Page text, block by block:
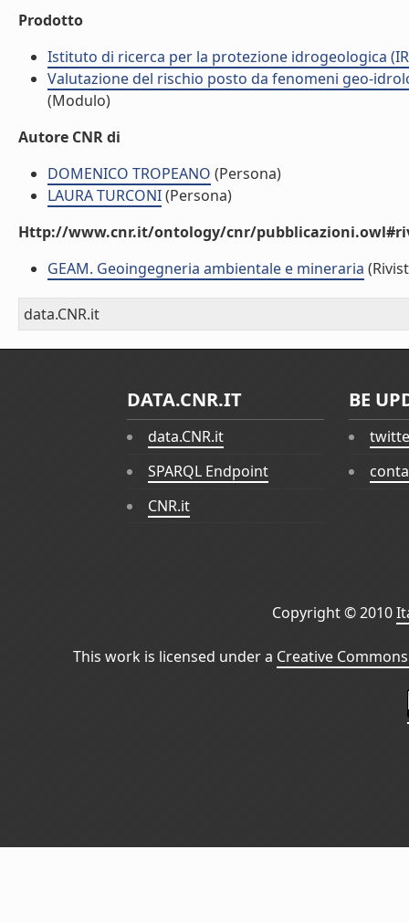
Prodotto
Istituto di ricerca per la protezione idrogeologica
Valutazione del rischio posto da fenomeni geo-
(Modulo)
Autore CNR di
DOMENICO TROPEANO (Persona)
LAURA TURCONI(Persona)
Http://www.cnr.it/ontology/cnr/
GEAM. Geoingegneria ambientale e mineraria
data.CNR.it
DATA.CNR.IT
data.CNR.it
SPARQL Endpoint
CNR.it
BE
Copyright © 2010
This work is licensed under a Creative